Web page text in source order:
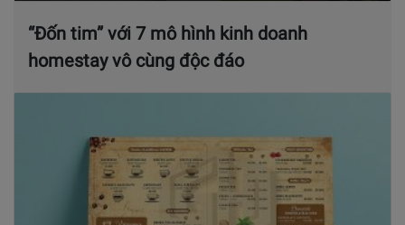
“Đốn tim” với 7 mô hình kinh doanh
homestay vô cùng độc đáo